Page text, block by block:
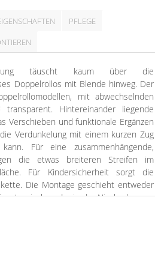
PFLEGE
täuscht kaum über die
Doppelrollos mit Blende hinweg. Der
mit abwechselnden
Hintereinander liegende
Verschieben und funktionale Ergänzen
Verdunkelung mit einem kurzen Zug
Für eine zusammenhängende,
die etwas breiteren Streifen im
Für Kindersicherheit sorgt die
Die Montage geschieht entweder
oder in der Nische bzw. an
als auch der Abstand zum Fenster